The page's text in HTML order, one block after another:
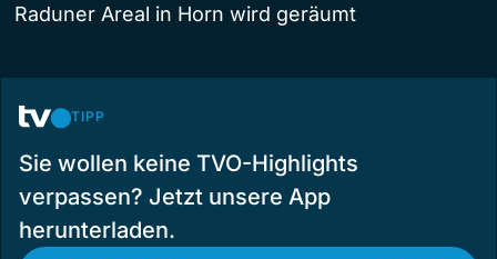
Raduner Areal in Horn wird geräumt
TIPP
Sie wollen keine TVO-Highlights
verpassen? Jetzt unsere App
herunterladen.